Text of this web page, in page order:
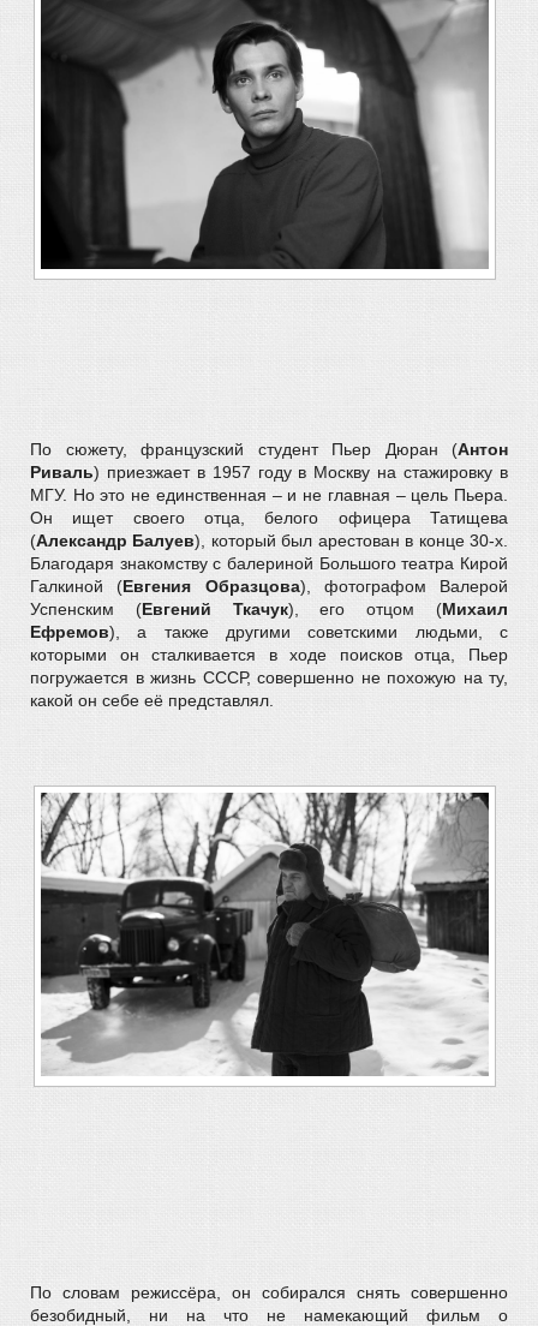
По сюжету, французский студент Пьер Дюран (Антон
Риваль) приезжает в 1957 году в Москву на стажировку в
МГУ. Но это не единственная – и не главная – цель Пьера.
Он ищет своего отца, белого офицера Татищева
(Александр Балуев), который был арестован в конце 30-х.
Благодаря знакомству с балериной Большого театра Кирой
Галкиной (Евгения Образцова), фотографом Валерой
Успенским (Евгений Ткачук), его отцом (Михаил
Ефремов), а также другими советскими людьми, с
которыми он сталкивается в ходе поисков отца, Пьер
погружается в жизнь СССР, совершенно не похожую на ту,
какой он себе её представлял.
По словам режиссёра, он собирался снять совершенно
безобидный, ни на что не намекающий фильм о